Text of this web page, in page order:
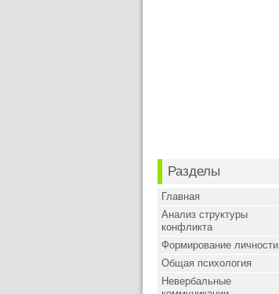
Разделы
Главная
Анализ структуры
конфликта
Формирование личности
Общая психология
Невербальные